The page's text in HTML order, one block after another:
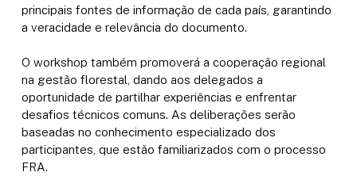
principais fontes de informação de cada país, garantindo
a veracidade e relevância do documento.
O workshop também promoverá a cooperação regional
na gestão florestal, dando aos delegados a
oportunidade de partilhar experiências e enfrentar
desafios técnicos comuns. As deliberações serão
baseadas no conhecimento especializado dos
participantes, que estão familiarizados com o processo
FRA.